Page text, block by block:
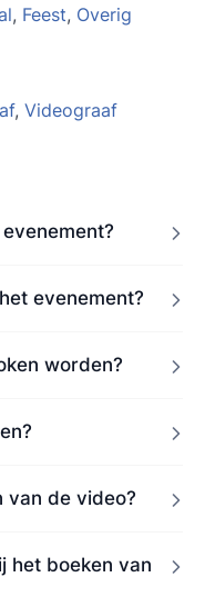
, Feest, Overig
, Videograaf
evenement?
worden?
van de video?
het boeken van